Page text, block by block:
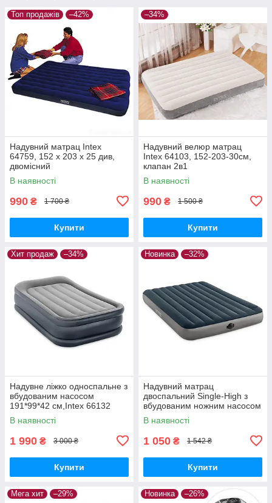
Топ продажів –42%
Надувний матрац Intex
64759, 152 х 203 x 25 див,
двомісний
В наявності
990 ₴ 1 700 ₴
Купити
–34%
Надувний велюр матрац
Intex 64103, 152-203-30см,
клапан 2в1
В наявності
990 ₴ 1 500 ₴
Купити
Хит продаж –34%
Надувне ліжко односпальне з
вбудованим насосом
191*99*42 см,Іntex 66132
В наявності
1 990 ₴ 3 000 ₴
Купити
Новинка –32%
Надувний матрац
двоспальний Single-High з
вбудованим ножним насосом
137*191*25 см
В наявності
1 050 ₴ 1 542 ₴
Купити
Мега хит –29% Новинка –26%